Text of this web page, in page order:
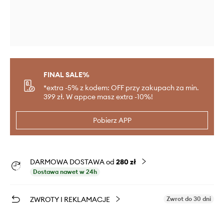
FINAL SALE%
*extra -5% z kodem: OFF przy zakupach za min.
399 zł. W appce masz extra -10%!
Pobierz APP
DARMOWA DOSTAWA od 280 zł
Dostawa nawet w 24h
ZWROTY I REKLAMACJE Zwrot do 30 dni